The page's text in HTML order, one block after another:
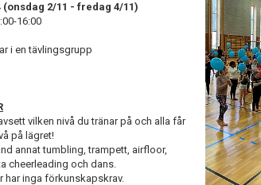
(onsdag 2/11 - fredag 4/11)
16:00
i en tävlingsgrupp
vilken nivå du tränar på och alla får
på lägret!
annat tumbling, trampett, airfloor,
cheerleading och dans.
har inga förkunskapskrav.